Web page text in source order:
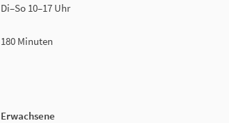
Di–So 10–17 Uhr
180 Minuten
Erwachsene